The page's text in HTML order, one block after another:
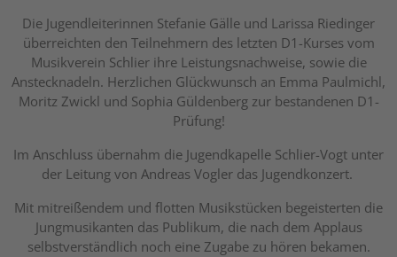
Die Jugendleiterinnen Stefanie Gälle und Larissa Riedinger
überreichten den Teilnehmern des letzten D1-Kurses vom
Musikverein Schlier ihre Leistungsnachweise, sowie die
Anstecknadeln. Herzlichen Glückwunsch an Emma Paulmichl,
Moritz Zwickl und Sophia Güldenberg zur bestandenen D1-
Prüfung!
Im Anschluss übernahm die Jugendkapelle Schlier-Vogt unter
der Leitung von Andreas Vogler das Jugendkonzert.
Mit mitreißendem und flotten Musikstücken begeisterten die
Jungmusikanten das Publikum, die nach dem Applaus
selbstverständlich noch eine Zugabe zu hören bekamen.